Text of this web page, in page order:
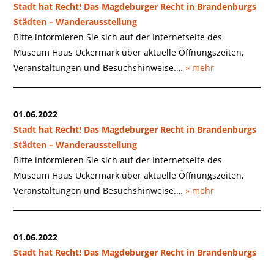
Stadt hat Recht! Das Magdeburger Recht in Brandenburgs
Städten – Wanderausstellung
Bitte informieren Sie sich auf der Internetseite des
Museum Haus Uckermark über aktuelle Öffnungszeiten,
Veranstaltungen und Besuchshinweise.…» mehr
01.06.2022
Stadt hat Recht! Das Magdeburger Recht in Brandenburgs
Städten – Wanderausstellung
Bitte informieren Sie sich auf der Internetseite des
Museum Haus Uckermark über aktuelle Öffnungszeiten,
Veranstaltungen und Besuchshinweise.…» mehr
01.06.2022
Stadt hat Recht! Das Magdeburger Recht in Brandenburgs